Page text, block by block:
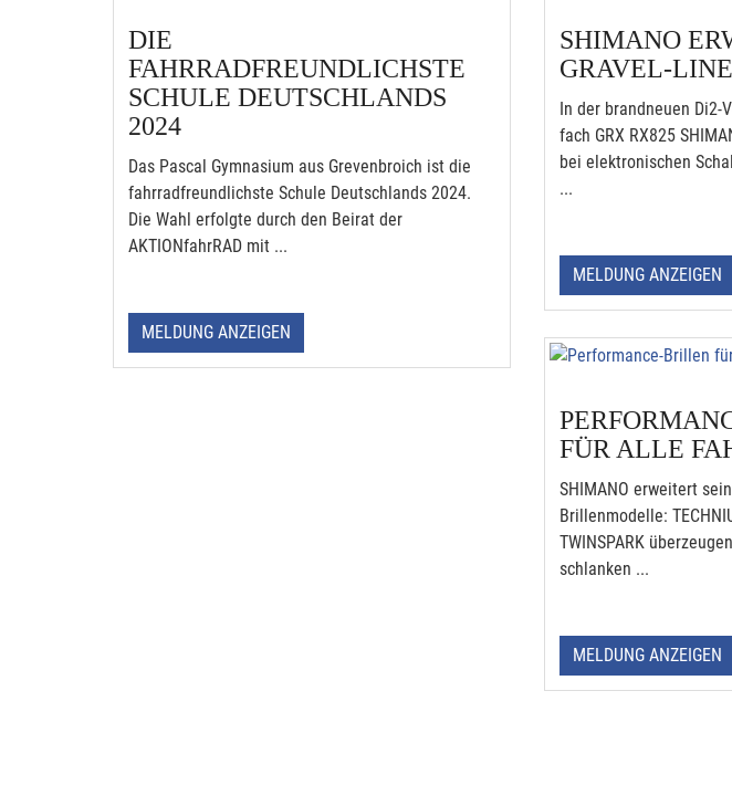
DIE
FAHRRADFREUNDLICHSTE
SCHULE DEUTSCHLANDS
2024
Das Pascal Gymnasium aus Grevenbroich ist die
fahrradfreundlichste Schule Deutschlands 2024.
Die Wahl erfolgte durch den Beirat der
AKTIONfahrRAD mit ...
MELDUNG ANZEIGEN
SHIMANO
GRAVEL-
In der brandneuen Di2-
fach GRX RX825
bei elektronischen
...
MELDUNG ANZEIGEN
FÜR ALLE
SHIMANO erweitert
Brillenmodelle:
TWINSPARK
schlanken ...
MELDUNG ANZEIGEN